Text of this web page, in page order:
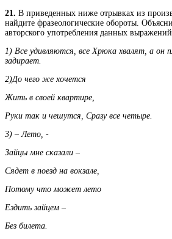
21. В приведенных ниже отрывках из
найдите фразеологические обороты.
авторского употребления данных
1) Все удивляются, все Хрюка хвалят, а он
задирает.
2)До чего же хочется
Жить в своей квартире,
Руки так и чешутся, Сразу все четыре.
3) – Лето, -
Зайцы мне сказали –
Сядет в поезд на вокзале,
Потому что может лето
Ездить зайцем –
Без билета.